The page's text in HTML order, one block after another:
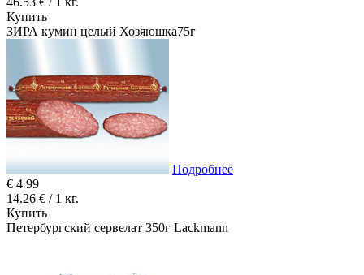
Купить
ЗИРА кумин целый Хозяюшка75г
Подробнее
€ 4 99
14.26 € / 1 кг.
Купить
Петербургский сервелат 350г Lackmann